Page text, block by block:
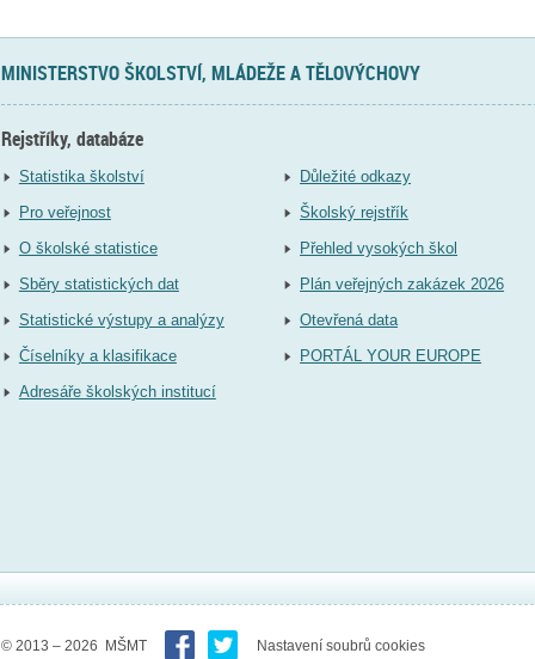
MINISTERSTVO ŠKOLSTVÍ, MLÁDEŽE A TĚLOVÝCHOVY
Rejstříky, databáze
Statistika školství
Pro veřejnost
O školské statistice
Sběry statistických dat
Statistické výstupy a analýzy
Číselníky a klasifikace
Adresáře školských institucí
Důležité odkazy
Školský rejstřík
Přehled vysokých škol
Plán veřejných zakázek 2026
Otevřená data
PORTÁL YOUR EUROPE
© 2013 – 2026 MŠMT Nastavení soubrů cookies